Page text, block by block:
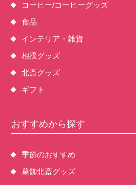
コーヒー/コーヒーグッズ
食品
インテリア・雑貨
相撲グッズ
北斎グッズ
ギフト
おすすめから探す
季節のおすすめ
葛飾北斎グッズ